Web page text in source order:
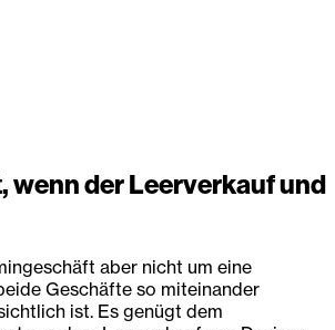
wenn der Leerverkauf und
aber nicht um eine
Geschäfte so miteinander
ist. Es genügt dem